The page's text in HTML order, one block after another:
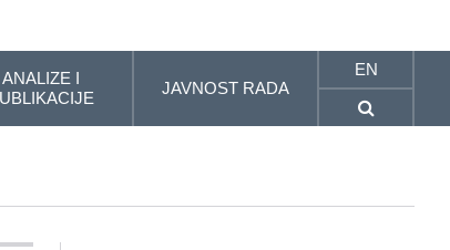
ANALIZE I
JAVNOST RADA
EN